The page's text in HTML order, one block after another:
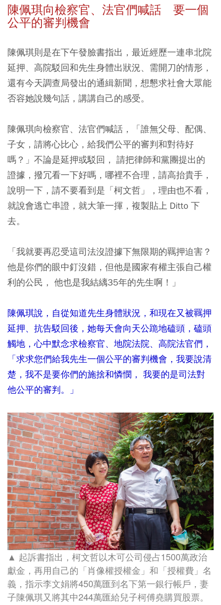
陳佩琪向檢察官、法官們喊話 要一個
公平的審判機會
陳佩琪則是在下午發臉書指出，最近經歷一連串北院
延押、高院駁回和先生身體出狀況、需開刀的情形，
還有今天調查局發出的通緝新聞，想懇求社會大眾能
否容她說幾句話，講講自己的感受。
陳佩琪向檢察官、法官們喊話，「誰無父母、配偶、
子女，請將心比心，給我們公平的審判和對待好
嗎？」不論是延押或駁回， 請把律師和黨團提出的
證據，撥冗看一下好嗎，哪裡不合理，請高抬貴手，
說明一下，請不要看到是「柯文哲」，理由也不看，
就說會逃亡串證，就大筆一揮，複製貼上 Ditto 下
去。
「我就要再忍受這司法沒證據下無限期的羈押迫害？
他是你們的眼中釘沒錯，但他是國家有權主張自己權
利的公民， 他也是我結縭35年的先生啊！」
陳佩琪說，自從知道先生身體狀況，和現在又被羈押
延押、抗告駁回後，她每天會向天公跪地磕頭，磕頭
觸地，心中默念求檢察官、地院法院、高院法官們，
「求求您們給我先生一個公平的審判機會，我要說清
楚，我不是要你們的施捨和憐憫， 我要的是司法對
他公平的審判。」
▲ 起訴書指出，柯文哲以木可公司侵占1500萬政治
獻金，再用自己的「肖像權授權金」和「授權費」名
義，指示李文娟將450萬匯到名下第一銀行帳戶，妻
子陳佩琪又將其中244萬匯給兒子柯傅堯購買股票。